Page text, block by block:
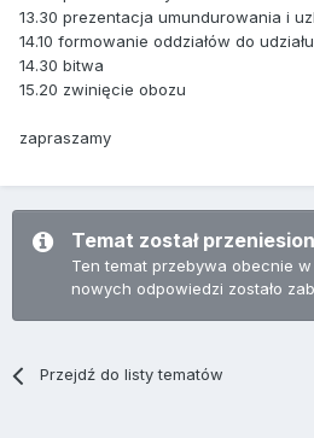
13.30 prezentacja umundurowania i
14.10 formowanie oddziałów do
14.30 bitwa
15.20 zwinięcie obozu
zapraszamy
Temat został
Ten temat przebywa obecnie
nowych odpowiedzi zostało
Przejdź do listy tematów